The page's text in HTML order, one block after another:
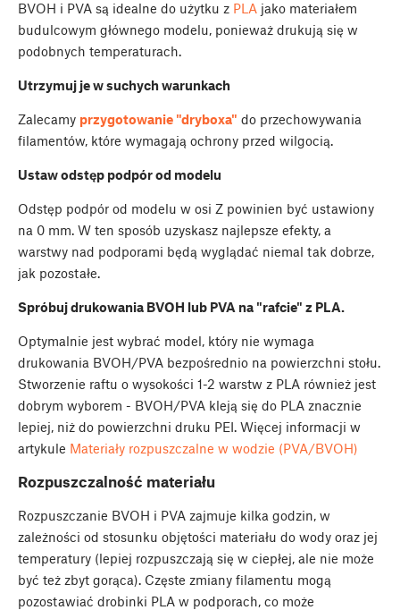
BVOH i PVA są idealne do użytku z PLA jako materiałem
budulcowym głównego modelu, ponieważ drukują się w
podobnych temperaturach.
Utrzymuj je w suchych warunkach
Zalecamy przygotowanie "dryboxa" do przechowywania
filamentów, które wymagają ochrony przed wilgocią.
Ustaw odstęp podpór od modelu
Odstęp podpór od modelu w osi Z powinien być ustawiony
na 0 mm. W ten sposób uzyskasz najlepsze efekty, a
warstwy nad podporami będą wyglądać niemal tak dobrze,
jak pozostałe.
Spróbuj drukowania BVOH lub PVA na "rafcie" z PLA.
Optymalnie jest wybrać model, który nie wymaga
drukowania BVOH/PVA bezpośrednio na powierzchni stołu.
Stworzenie raftu o wysokości 1-2 warstw z PLA również jest
dobrym wyborem - BVOH/PVA kleją się do PLA znacznie
lepiej, niż do powierzchni druku PEI. Więcej informacji w
artykule Materiały rozpuszczalne w wodzie (PVA/BVOH)
Rozpuszczalność materiału
Rozpuszczanie BVOH i PVA zajmuje kilka godzin, w
zależności od stosunku objętości materiału do wody oraz jej
temperatury (lepiej rozpuszczają się w ciepłej, ale nie może
być też zbyt gorąca). Częste zmiany filamentu mogą
pozostawiać drobinki PLA w podporach, co może